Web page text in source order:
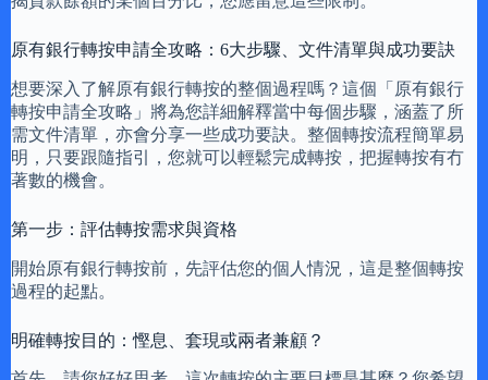
原有銀行轉按申請全攻略：6大步驟、文件清單與成功要訣
想要深入了解原有銀行轉按的整個過程嗎？這個「原有銀行
轉按申請全攻略」將為您詳細解釋當中每個步驟，涵蓋了所
需文件清單，亦會分享一些成功要訣。整個轉按流程簡單易
明，只要跟隨指引，您就可以輕鬆完成轉按，把握轉按有冇
著數的機會。
第一步：評估轉按需求與資格
開始原有銀行轉按前，先評估您的個人情況，這是整個轉按
過程的起點。
明確轉按目的：慳息、套現或兩者兼顧？